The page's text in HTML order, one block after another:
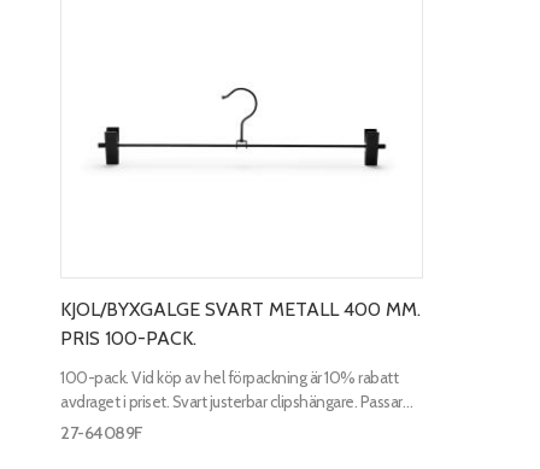
KJOL/BYXGALGE SVART METALL 400 MM.
PRIS 100-PACK.
100-pack. Vid köp av hel förpackning är 10% rabatt
avdraget i priset. Svart justerbar clipshängare. Passar
bra till både byxa och kjol. Längd 400 mm.
27-64089F